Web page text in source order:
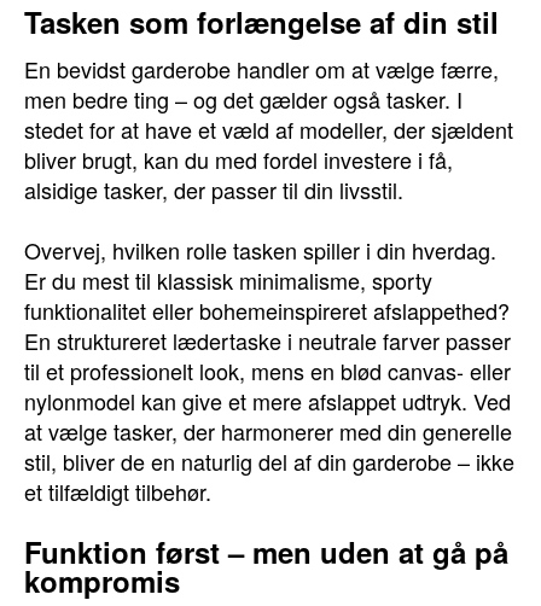
Tasken som forlængelse af din stil
En bevidst garderobe handler om at vælge færre,
men bedre ting – og det gælder også tasker. I
stedet for at have et væld af modeller, der sjældent
bliver brugt, kan du med fordel investere i få,
alsidige tasker, der passer til din livsstil.
Overvej, hvilken rolle tasken spiller i din hverdag.
Er du mest til klassisk minimalisme, sporty
funktionalitet eller bohemeinspireret afslappethed?
En struktureret lædertaske i neutrale farver passer
til et professionelt look, mens en blød canvas- eller
nylonmodel kan give et mere afslappet udtryk. Ved
at vælge tasker, der harmonerer med din generelle
stil, bliver de en naturlig del af din garderobe – ikke
et tilfældigt tilbehør.
Funktion først – men uden at gå på
kompromis